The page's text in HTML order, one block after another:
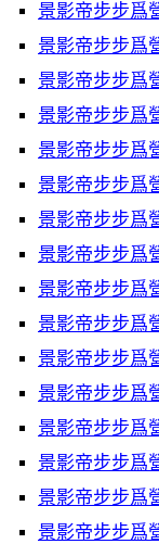
景影帝步步爲
景影帝步步爲
景影帝步步爲
景影帝步步爲
景影帝步步爲
景影帝步步爲
景影帝步步爲
景影帝步步爲
景影帝步步爲
景影帝步步爲
景影帝步步爲
景影帝步步爲
景影帝步步爲
景影帝步步爲
景影帝步步爲
景影帝步步爲